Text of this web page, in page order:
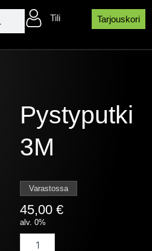
Tili Tarjouskori
Pystyputki
3M
Varastossa
45,00€
alv. 0%